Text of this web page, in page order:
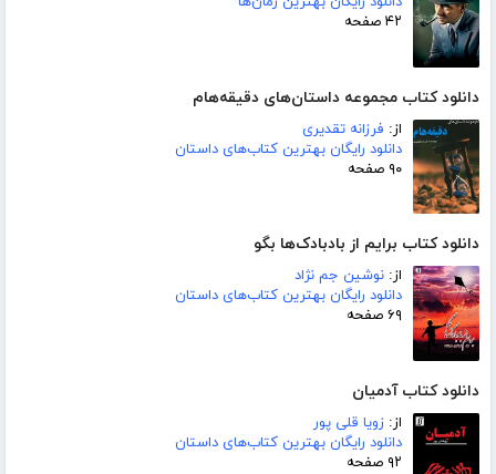
۴۲ صفحه
دانلود کتاب مجموعه داستان‌های دقیقه‌هام
از: فرزانه تقدیری
دانلود رایگان بهترین کتاب‌های داستان
۹۰ صفحه
دانلود کتاب برایم از بادبادک‌ها بگو
از: نوشین جم نژاد
دانلود رایگان بهترین کتاب‌های داستان
۶۹ صفحه
دانلود کتاب آدمیان
از: زویا قلی پور
دانلود رایگان بهترین کتاب‌های داستان
۹۲ صفحه